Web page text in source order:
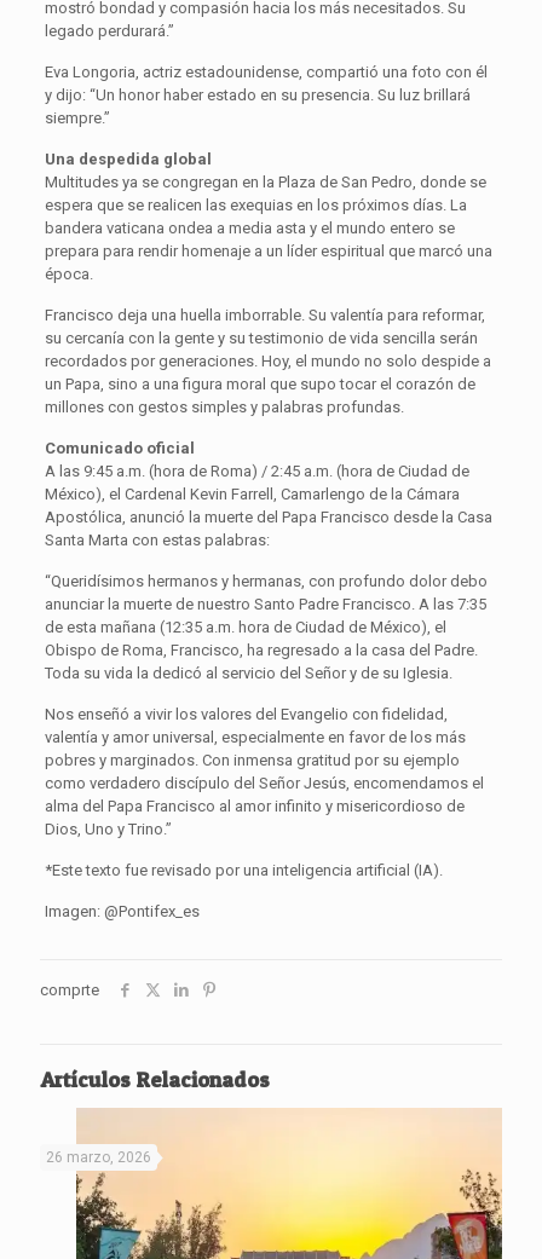
mostró bondad y compasión hacia los más necesitados. Su
legado perdurará.”
Eva Longoria, actriz estadounidense, compartió una foto con él
y dijo: “Un honor haber estado en su presencia. Su luz brillará
siempre.”
Una despedida global
Multitudes ya se congregan en la Plaza de San Pedro, donde se
espera que se realicen las exequias en los próximos días. La
bandera vaticana ondea a media asta y el mundo entero se
prepara para rendir homenaje a un líder espiritual que marcó una
época.
Francisco deja una huella imborrable. Su valentía para reformar,
su cercanía con la gente y su testimonio de vida sencilla serán
recordados por generaciones. Hoy, el mundo no solo despide a
un Papa, sino a una figura moral que supo tocar el corazón de
millones con gestos simples y palabras profundas.
Comunicado oficial
A las 9:45 a.m. (hora de Roma) / 2:45 a.m. (hora de Ciudad de
México), el Cardenal Kevin Farrell, Camarlengo de la Cámara
Apostólica, anunció la muerte del Papa Francisco desde la Casa
Santa Marta con estas palabras:
“Queridísimos hermanos y hermanas, con profundo dolor debo
anunciar la muerte de nuestro Santo Padre Francisco. A las 7:35
de esta mañana (12:35 a.m. hora de Ciudad de México), el
Obispo de Roma, Francisco, ha regresado a la casa del Padre.
Toda su vida la dedicó al servicio del Señor y de su Iglesia.
Nos enseñó a vivir los valores del Evangelio con fidelidad,
valentía y amor universal, especialmente en favor de los más
pobres y marginados. Con inmensa gratitud por su ejemplo
como verdadero discípulo del Señor Jesús, encomendamos el
alma del Papa Francisco al amor infinito y misericordioso de
Dios, Uno y Trino.”
*Este texto fue revisado por una inteligencia artificial (IA).
Imagen: @Pontifex_es
comprte
Artículos Relacionados
26 marzo, 2026